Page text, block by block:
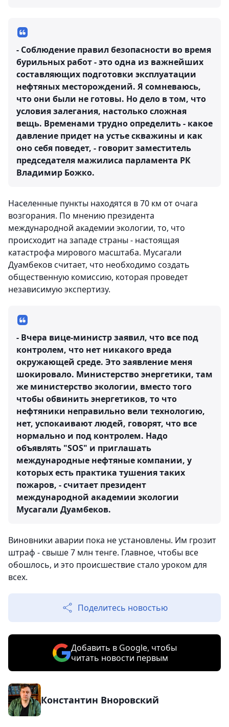
- Соблюдение правил безопасности во время
бурильных работ - это одна из важнейших
составляющих подготовки эксплуатации
нефтяных месторождений. Я сомневаюсь,
что они были не готовы. Но дело в том, что
условия залегания, настолько сложная
вещь. Временами трудно определить - какое
давление придет на устье скважины и как
оно себя поведет, - говорит заместитель
председателя мажилиса парламента РК
Владимир Божко.
Населенные пункты находятся в 70 км от очага
возгорания. По мнению президента
международной академии экологии, то, что
происходит на западе страны - настоящая
катастрофа мирового масштаба. Мусагали
Дуамбеков считает, что необходимо создать
общественную комиссию, которая проведет
независимую экспертизу.
- Вчера вице-министр заявил, что все под
контролем, что нет никакого вреда
окружающей среде. Это заявление меня
шокировало. Министерство энергетики, там
же министерство экологии, вместо того
чтобы обвинить энергетиков, то что
нефтяники неправильно вели технологию,
нет, успокаивают людей, говорят, что все
нормально и под контролем. Надо
объявлять "SOS" и приглашать
международные нефтяные компании, у
которых есть практика тушения таких
пожаров, - считает президент
международной академии экологии
Мусагали Дуамбеков.
Виновники аварии пока не установлены. Им грозит
штраф - свыше 7 млн тенге. Главное, чтобы все
обошлось, и это происшествие стало уроком для
всех.
Поделитесь новостью
Добавить в Google, чтобы
читать новости первым
Константин Вноровский